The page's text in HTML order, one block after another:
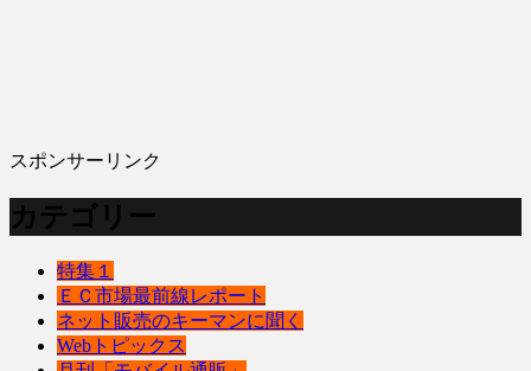
スポンサーリンク
カテゴリー
特集１
ＥＣ市場最前線レポート
ネット販売のキーマンに聞く
Webトピックス